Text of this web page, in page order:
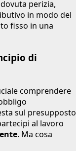
perizia,
in modo del
fisso in una
di
comprendere
sul presupposto
al lavoro
. Ma cosa